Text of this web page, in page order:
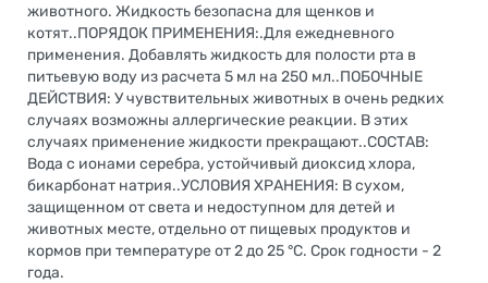
животного. Жидкость безопасна для щенков и
котят..ПОРЯДОК ПРИМЕНЕНИЯ:.Для ежедневного
применения. Добавлять жидкость для полости рта в
питьевую воду из расчета 5 мл на 250 мл..ПОБОЧНЫЕ
ДЕЙСТВИЯ: У чувствительных животных в очень редких
случаях возможны аллергические реакции. В этих
случаях применение жидкости прекращают..СОСТАВ:
Вода с ионами серебра, устойчивый диоксид хлора,
бикарбонат натрия..УСЛОВИЯ ХРАНЕНИЯ: В сухом,
защищенном от света и недоступном для детей и
животных месте, отдельно от пищевых продуктов и
кормов при температуре от 2 до 25 °C. Срок годности - 2
года.